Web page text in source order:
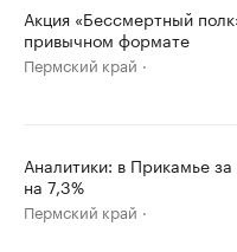
Акция «Бессмертный
привычном формате
Пермский край
Аналитики: в Прикамье
на 7,3%
Пермский край